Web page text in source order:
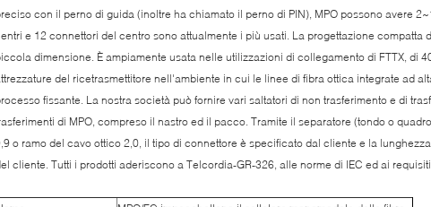
con il perno di guida (inoltre ha chiamato il perno di PIN), MPO possono avere
e 12 connettori del centro sono attualmente i più usati. La progettazione compatta
dimensione. È ampiamente usata nelle utilizzazioni di collegamento di FTTX, di
del ricetrasmettitore nell'ambiente in cui le linee di fibra ottica integrate ad
fissante. La nostra società può fornire vari saltatori di non trasferimento e di
di MPO, compreso il nastro ed il pacco. Tramite il separatore (tondo o
o ramo del cavo ottico 2,0, il tipo di connettore è specificato dal cliente e la
cliente. Tutti i prodotti aderiscono a Telcordia-GR-326, alle norme di IEC ed ai